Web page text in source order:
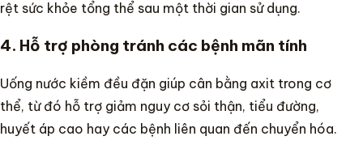
rệt sức khỏe tổng thể sau một thời gian sử dụng.
4. Hỗ trợ phòng tránh các bệnh mãn tính
Uống nước kiềm đều đặn giúp cân bằng axit trong cơ
thể, từ đó hỗ trợ giảm nguy cơ sỏi thận, tiểu đường,
huyết áp cao hay các bệnh liên quan đến chuyển hóa.